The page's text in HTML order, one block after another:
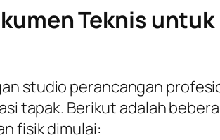
Teknis
studio perancangan
tapak. Berikut adalah
fisik dimulai: